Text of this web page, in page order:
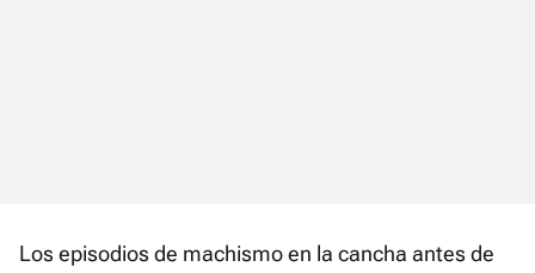
Los episodios de machismo en la cancha antes de